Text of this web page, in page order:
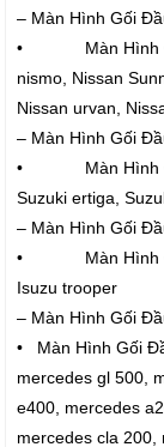
– Màn Hình Gối
• Màn Hình Gối
nismo, Nissan
Nissan urvan,
– Màn Hình Gối
• Màn Hình Gối
Suzuki ertiga,
– Màn Hình Gối
• Màn Hình Gối
Isuzu trooper
– Màn Hình Gối
• Màn Hình Gối
mercedes gl 500,
e400, mercedes
mercedes cla 200,